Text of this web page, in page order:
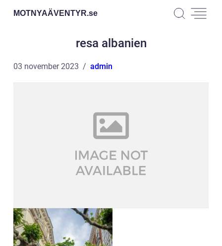
MOTNYAÄVENTYR.se
resa albanien
03 november 2023 admin